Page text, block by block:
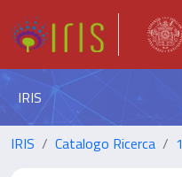
IRIS
IRIS Catalogo Ricerca